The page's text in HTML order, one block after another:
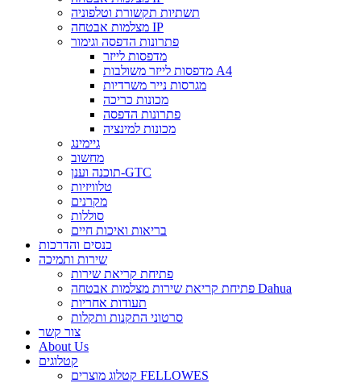
תשתיות תקשורת וטלפוניה
מצלמות אבטחה IP
פתרונות הדפסה וגימור
מדפסות לייזר
מדפסות לייזר משולבות A4
מגרסות נייר משרדיות
מכונות כריכה
פתרונות הדפסה
מכונות למינציה
גיימינג
מחשוב
תוכנה וענן-GTC
טלוויזיות
מקרנים
סוללות
בריאות ואיכות חיים
כנסים והדרכות
שירות ותמיכה
פתיחת קריאת שירות
פתיחת קריאת שירות מצלמות אבטחה Dahua
תעודות אחריות
סרטוני התקנות ותקלות
צור קשר
About Us
קטלוגים
קטלוג מוצרים FELLOWES